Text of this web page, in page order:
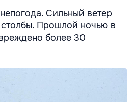
Сильный ветер
Прошлой ночью в
более 30